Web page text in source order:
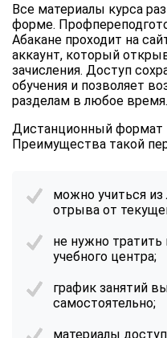
Все материалы курса
форме.
Абакане проходит на
аккаунт, который
зачисления. Доступ
обучения и позволяет
разделам в любое время.
Дистанционный формат
Преимущества такой
можно учиться из
отрыва от
не нужно тратить
учебного центра;
график занятий
самостоятельно;
материалы